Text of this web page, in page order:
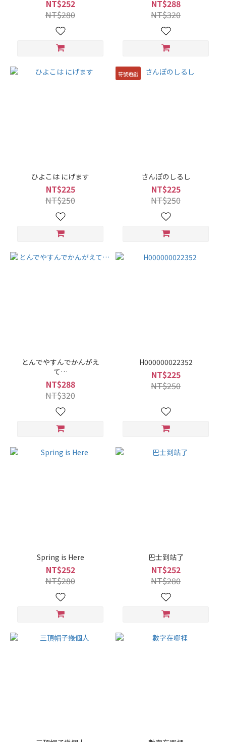
NT$252
NT$280
NT$288
NT$320
ひよこは にげます
NT$225
NT$250
符號遊戲
さんぽのしるし
NT$225
NT$250
とんでやすんでかんがえ
て…
NT$288
NT$320
H000000022352
NT$225
NT$250
Spring is Here
NT$252
NT$280
巴士到站了
NT$252
NT$280